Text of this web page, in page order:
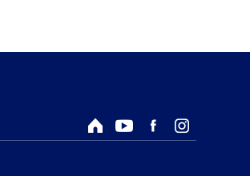
回首頁Youtube頻道
Facebook粉絲專頁
Instagram